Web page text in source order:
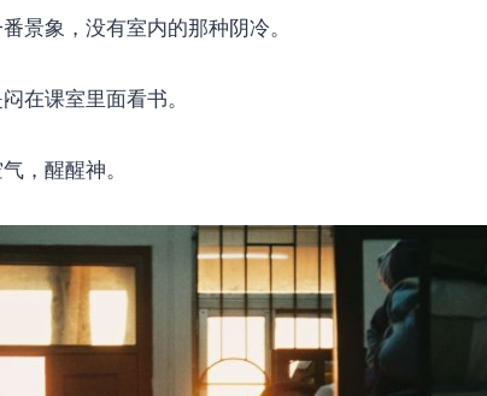
景象，没有室内的那种阴冷。
在课室里面看书。
，醒醒神。